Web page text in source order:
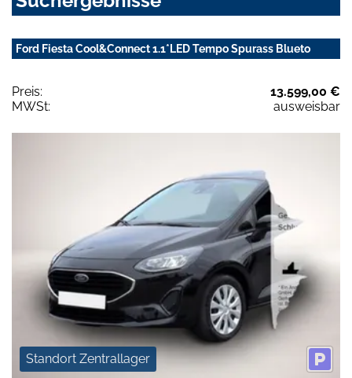
Ford Fiesta Cool&Connect 1.1*LED Tempo Spurass Blueto
Preis:
13.599,00 €
MWSt:
ausweisbar
Standort Zentrallager